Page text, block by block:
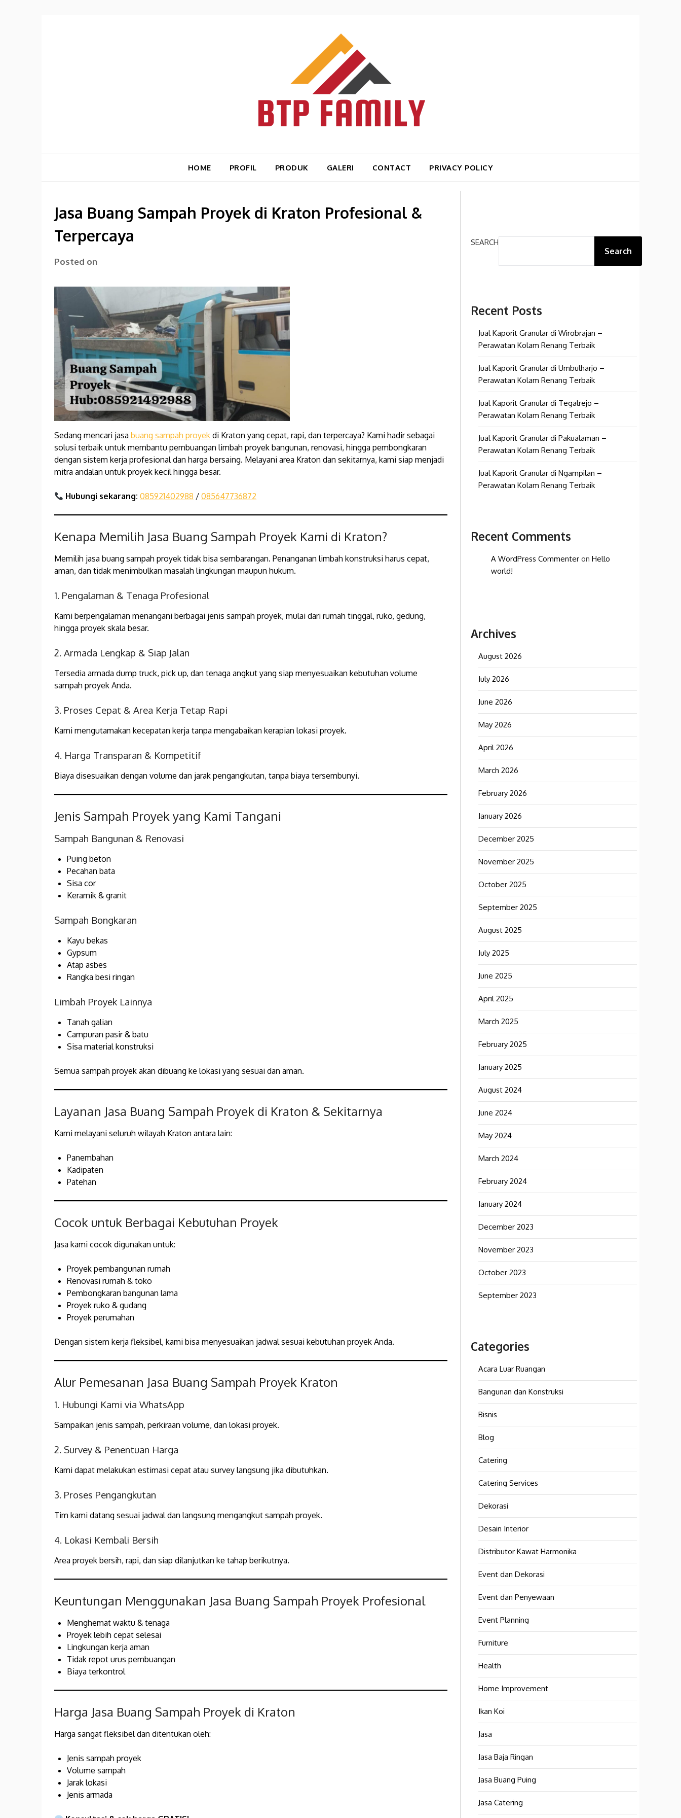
HOME PROFIL PRODUK GALERI CONTACT PRIVACY POLICY
Jasa Buang Sampah Proyek di Kraton Profesional &
Terpercaya
Posted on
Sedang mencari jasa buang sampah proyek di Kraton yang cepat, rapi, dan terpercaya? Kami hadir sebagai
solusi terbaik untuk membantu pembuangan limbah proyek bangunan, renovasi, hingga pembongkaran
dengan sistem kerja profesional dan harga bersaing. Melayani area Kraton dan sekitarnya, kami siap menjadi
mitra andalan untuk proyek kecil hingga besar.
Hubungi sekarang: 085921402988 /085647736872
Kenapa Memilih Jasa Buang Sampah Proyek Kami di Kraton?
Memilih jasa buang sampah proyek tidak bisa sembarangan. Penanganan limbah konstruksi harus cepat,
aman, dan tidak menimbulkan masalah lingkungan maupun hukum.
1. Pengalaman & Tenaga Profesional
Kami berpengalaman menangani berbagai jenis sampah proyek, mulai dari rumah tinggal, ruko, gedung,
hingga proyek skala besar.
2. Armada Lengkap & Siap Jalan
Tersedia armada dump truck, pick up, dan tenaga angkut yang siap menyesuaikan kebutuhan volume
sampah proyek Anda.
3. Proses Cepat & Area Kerja Tetap Rapi
Kami mengutamakan kecepatan kerja tanpa mengabaikan kerapian lokasi proyek.
4. Harga Transparan & Kompetitif
Biaya disesuaikan dengan volume dan jarak pengangkutan, tanpa biaya tersembunyi.
Jenis Sampah Proyek yang Kami Tangani
Sampah Bangunan & Renovasi
Puing beton
Pecahan bata
Sisa cor
Keramik & granit
Sampah Bongkaran
Kayu bekas
Gypsum
Atap asbes
Rangka besi ringan
Limbah Proyek Lainnya
Tanah galian
Campuran pasir & batu
Sisa material konstruksi
Semua sampah proyek akan dibuang ke lokasi yang sesuai dan aman.
Layanan Jasa Buang Sampah Proyek di Kraton & Sekitarnya
Kami melayani seluruh wilayah Kraton antara lain:
Panembahan
Kadipaten
Patehan
Cocok untuk Berbagai Kebutuhan Proyek
Jasa kami cocok digunakan untuk:
Proyek pembangunan rumah
Renovasi rumah & toko
Pembongkaran bangunan lama
Proyek ruko & gudang
Proyek perumahan
Dengan sistem kerja fleksibel, kami bisa menyesuaikan jadwal sesuai kebutuhan proyek Anda.
Alur Pemesanan Jasa Buang Sampah Proyek Kraton
1. Hubungi Kami via WhatsApp
Sampaikan jenis sampah, perkiraan volume, dan lokasi proyek.
2. Survey & Penentuan Harga
Kami dapat melakukan estimasi cepat atau survey langsung jika dibutuhkan.
3. Proses Pengangkutan
Tim kami datang sesuai jadwal dan langsung mengangkut sampah proyek.
4. Lokasi Kembali Bersih
Area proyek bersih, rapi, dan siap dilanjutkan ke tahap berikutnya.
Keuntungan Menggunakan Jasa Buang Sampah Proyek Profesional
Menghemat waktu & tenaga
Proyek lebih cepat selesai
Lingkungan kerja aman
Tidak repot urus pembuangan
Biaya terkontrol
Harga Jasa Buang Sampah Proyek di Kraton
Harga sangat fleksibel dan ditentukan oleh:
Jenis sampah proyek
Volume sampah
Jarak lokasi
Jenis armada
SEARCH
Search
Recent Posts
Jual Kaporit Granular di Wirobrajan –
Perawatan Kolam Renang Terbaik
Jual Kaporit Granular di Umbulharjo –
Perawatan Kolam Renang Terbaik
Jual Kaporit Granular di Tegalrejo –
Perawatan Kolam Renang Terbaik
Jual Kaporit Granular di Pakualaman –
Perawatan Kolam Renang Terbaik
Jual Kaporit Granular di Ngampilan –
Perawatan Kolam Renang Terbaik
Recent Comments
A WordPress Commenter on Hello
world!
Archives
August 2026
July 2026
June 2026
May 2026
April 2026
March 2026
February 2026
January 2026
December 2025
November 2025
October 2025
September 2025
August 2025
July 2025
June 2025
April 2025
March 2025
February 2025
January 2025
August 2024
June 2024
May 2024
March 2024
February 2024
January 2024
December 2023
November 2023
October 2023
September 2023
Categories
Acara Luar Ruangan
Bangunan dan Konstruksi
Bisnis
Blog
Catering
Catering Services
Dekorasi
Desain Interior
Distributor Kawat Harmonika
Event dan Dekorasi
Event dan Penyewaan
Event Planning
Furniture
Health
Home Improvement
Ikan Koi
Jasa
Jasa Baja Ringan
Jasa Buang Puing
Jasa Catering